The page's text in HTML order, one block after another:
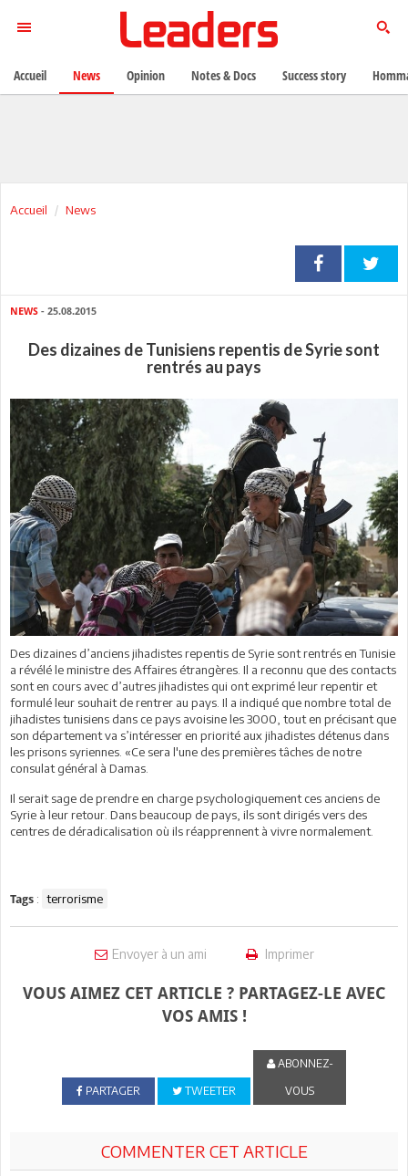
Accueil News
NEWS - 25.08.2015
Des dizaines de Tunisiens repentis de Syrie sont
rentrés au pays
Des dizaines d’anciens jihadistes repentis de Syrie sont rentrés en Tunisie
a révélé le ministre des Affaires étrangères. Il a reconnu que des contacts
sont en cours avec d’autres jihadistes qui ont exprimé leur repentir et
formulé leur souhait de rentrer au pays. Il a indiqué que nombre total de
jihadistes tunisiens dans ce pays avoisine les 3000, tout en précisant que
son département va s’intéresser en priorité aux jihadistes détenus dans
les prisons syriennes. «Ce sera l'une des premières tâches de notre
consulat général à Damas.
Il serait sage de prendre en charge psychologiquement ces anciens de
Syrie à leur retour. Dans beaucoup de pays, ils sont dirigés vers des
centres de déradicalisation où ils réapprennent à vivre normalement.
Tags : terrorisme
Envoyer à un ami Imprimer
VOUS AIMEZ CET ARTICLE ? PARTAGEZ-LE AVEC
VOS AMIS !
PARTAGER TWEETER
ABONNEZ-
VOUS
COMMENTER CET ARTICLE
Accueil News Opinion Notes & Docs Success story